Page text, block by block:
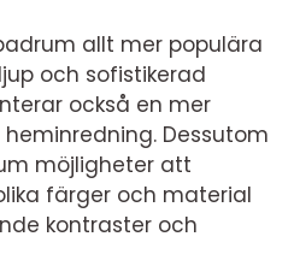
allt mer populära
och sofistikerad
också en mer
Dessutom
möjligheter att
färger och material
kontraster och